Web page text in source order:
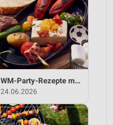
WM-Party-Rezepte mit REWE!
24.06.2026